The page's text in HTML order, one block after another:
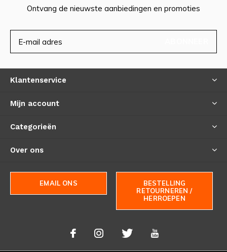
Ontvang de nieuwste aanbiedingen en promoties
Klantenservice
Mijn account
Categorieën
Over ons
EMAIL ONS
BESTELLING
RETOURNEREN /
HERROEPEN